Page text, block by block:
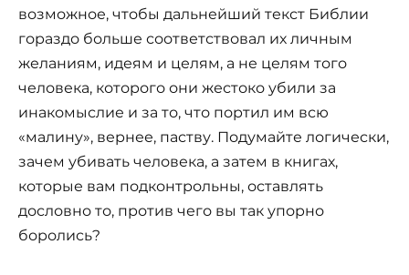
возможное, чтобы дальнейший текст Библии
гораздо больше соответствовал их личным
желаниям, идеям и целям, а не целям того
человека, которого они жестоко убили за
инакомыслие и за то, что портил им всю
«малину», вернее, паству. Подумайте логически,
зачем убивать человека, а затем в книгах,
которые вам подконтрольны, оставлять
дословно то, против чего вы так упорно
боролись?